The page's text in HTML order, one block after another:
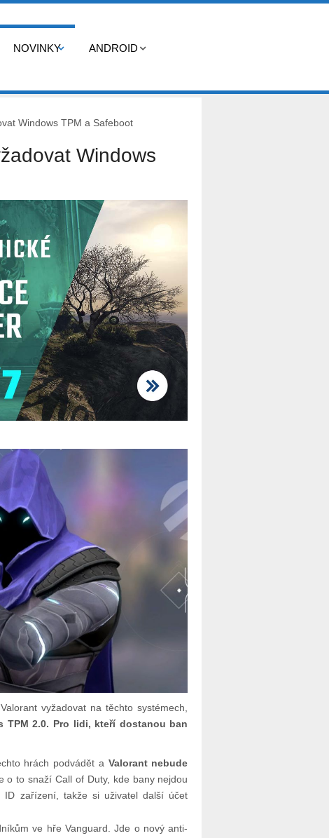
NOVINKY ANDROID
Windows TPM a Safeboot
Windows
vyžadovat na těchto systémech,
TPM 2.0. Pro lidi, kteří dostanou ban
hrách podvádět a Valorant nebude
o to snaží Call of Duty, kde bany nejdou
zařízení, takže si uživatel další účet
ve hře Vanguard. Jde o nový anti-